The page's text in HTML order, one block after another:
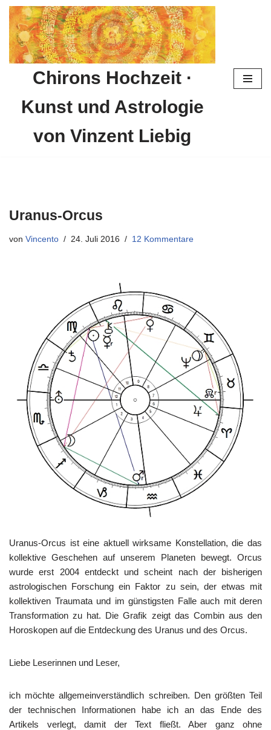
Zum
Inhalt
springen
Chirons Hochzeit ·
Kunst und Astrologie
von Vinzent Liebig
Uranus-Orcus
von Vincento 24. Juli 2016 12 Kommentare
Uranus-Orcus ist eine aktuell wirksame Konstellation, die das
kollektive Geschehen auf unserem Planeten bewegt. Orcus
wurde erst 2004 entdeckt und scheint nach der bisherigen
astrologischen Forschung ein Faktor zu sein, der etwas mit
kollektiven Traumata und im günstigsten Falle auch mit deren
Transformation zu hat. Die Grafik zeigt das Combin aus den
Horoskopen auf die Entdeckung des Uranus und des Orcus.
Liebe Leserinnen und Leser,
ich möchte allgemeinverständlich schreiben. Den größten Teil
der technischen Informationen habe ich an das Ende des
Artikels verlegt, damit der Text fließt. Aber ganz ohne